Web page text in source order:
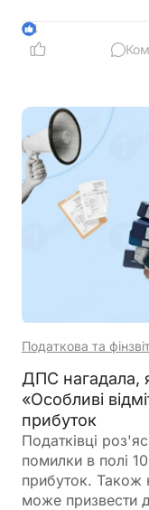
Відтепер вони
знижку за
30 мінімальних
4
Податкова та
ДПС нагадала,
«Особливі
прибуток
Податківці
помилки в полі
прибуток. Також
може призвести